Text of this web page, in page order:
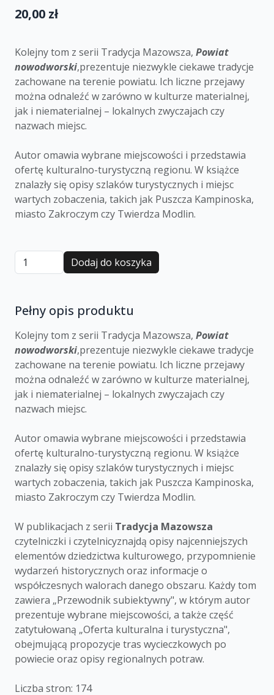
20,00 zł
Kolejny tom z serii Tradycja Mazowsza, Powiat
nowodworski,prezentuje niezwykle ciekawe tradycje
zachowane na terenie powiatu. Ich liczne przejawy
można odnaleźć w zarówno w kulturze materialnej,
jak i niematerialnej – lokalnych zwyczajach czy
nazwach miejsc.
Autor omawia wybrane miejscowości i przedstawia
ofertę kulturalno-turystyczną regionu. W książce
znalazły się opisy szlaków turystycznych i miejsc
wartych zobaczenia, takich jak Puszcza Kampinoska,
miasto Zakroczym czy Twierdza Modlin.
Dodaj do koszyka
Pełny opis produktu
Kolejny tom z serii Tradycja Mazowsza, Powiat
nowodworski,prezentuje niezwykle ciekawe tradycje
zachowane na terenie powiatu. Ich liczne przejawy
można odnaleźć w zarówno w kulturze materialnej,
jak i niematerialnej – lokalnych zwyczajach czy
nazwach miejsc.
Autor omawia wybrane miejscowości i przedstawia
ofertę kulturalno-turystyczną regionu. W książce
znalazły się opisy szlaków turystycznych i miejsc
wartych zobaczenia, takich jak Puszcza Kampinoska,
miasto Zakroczym czy Twierdza Modlin.
W publikacjach z serii Tradycja Mazowsza
czytelniczki i czytelnicyznajdą opisy najcenniejszych
elementów dziedzictwa kulturowego, przypomnienie
wydarzeń historycznych oraz informacje o
współczesnych walorach danego obszaru. Każdy tom
zawiera „Przewodnik subiektywny", w którym autor
prezentuje wybrane miejscowości, a także część
zatytułowaną „Oferta kulturalna i turystyczna",
obejmującą propozycje tras wycieczkowych po
powiecie oraz opisy regionalnych potraw.
Liczba stron: 174